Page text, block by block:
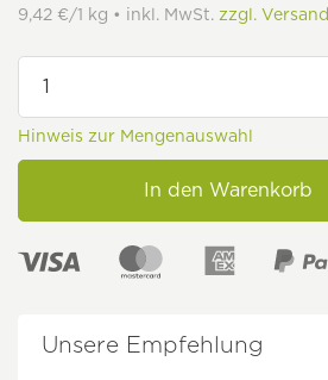
9,42 €/1 kg • inkl. MwSt. zzgl.
Hinweis zur Mengenauswahl
In den Warenkorb
Unsere Empfehlung